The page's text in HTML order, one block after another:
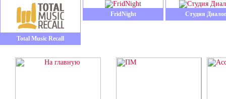
Total Music Recall
FridNight Студия Диалог